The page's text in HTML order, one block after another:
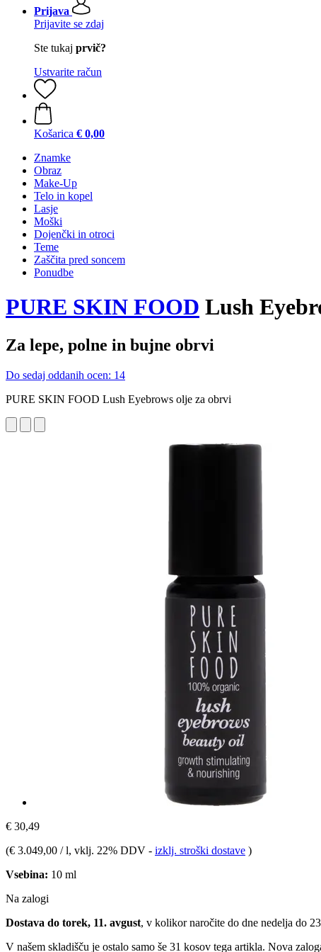
Prijava
Prijavite se zdaj
Ste tukaj prvič?
Ustvarite račun
Košarica € 0,00
Znamke
Obraz
Make-Up
Telo in kopel
Lasje
Moški
Dojenčki in otroci
Teme
Zaščita pred soncem
Ponudbe
PURE SKIN FOOD Lush
Za lepe, polne in bujne obrvi
Do sedaj oddanih ocen: 14
PURE SKIN FOOD Lush Eyebrows olje za obrvi
€ 30,49
(€ 3.049,00 / l, vklj. 22% DDV - izklj. stroški dostave )
Vsebina: 10 ml
Na zalogi
Dostava do torek, 11. avgust, v kolikor naročite do dne nedelja do
V našem skladišču je ostalo samo še 31 kosov tega artikla. Nova